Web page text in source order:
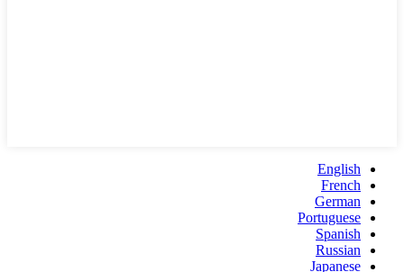
English
French
German
Portuguese
Spanish
Russian
Japanese